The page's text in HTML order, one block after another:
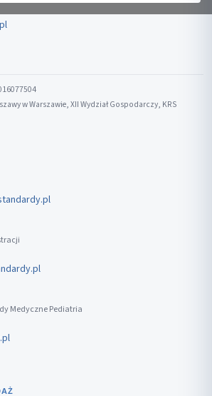
w Warszawie, XII Wydział Gospodarczy, KRS
Medyczne Pediatria